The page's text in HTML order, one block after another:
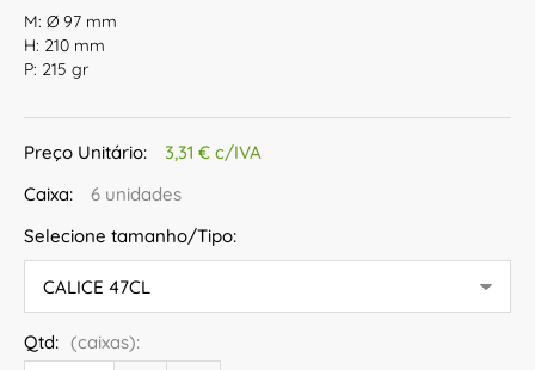
M: Ø 97 mm
H: 210 mm
P: 215 gr
Preço Unitário:
3,31 € c/IVA
Caixa:
6 unidades
Selecione tamanho/Tipo:
Qtd: (caixas):